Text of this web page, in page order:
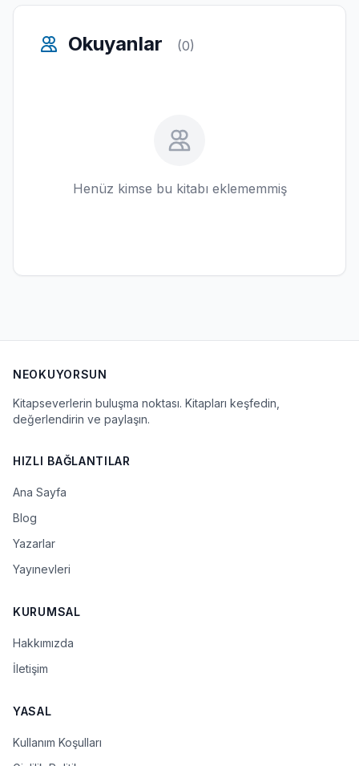
Okuyanlar (0)
Henüz kimse bu kitabı eklememmiş
NEOKUYORSUN
Kitapseverlerin buluşma noktası. Kitapları keşfedin,
değerlendirin ve paylaşın.
HIZLI BAĞLANTILAR
Ana Sayfa
Blog
Yazarlar
Yayınevleri
KURUMSAL
Hakkımızda
İletişim
YASAL
Kullanım Koşulları